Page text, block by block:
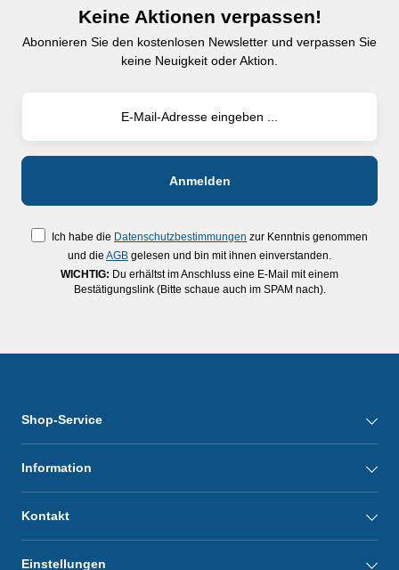
Keine Aktionen verpassen!
Abonnieren Sie den kostenlosen Newsletter und verpassen Sie
keine Neuigkeit oder Aktion.
Ich habe die Datenschutzbestimmungen zur Kenntnis genommen
und die AGB gelesen und bin mit ihnen einverstanden.
WICHTIG: Du erhältst im Anschluss eine E-Mail mit einem
Bestätigungslink (Bitte schaue auch im SPAM nach).
Shop-Service
Information
Kontakt
Einstellungen